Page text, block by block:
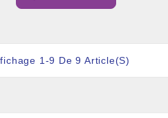
1-9 De 9 Article(s)